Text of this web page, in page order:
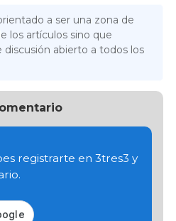
a ser una zona de
los artículos sino que
abierto a todos los
registrarte en 3tres3 y